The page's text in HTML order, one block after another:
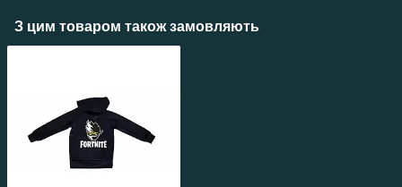
З цим товаром також замовляють